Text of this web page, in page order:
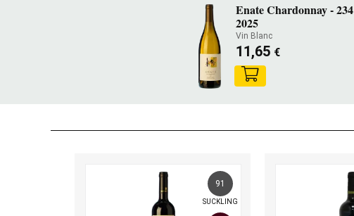
Enate Chardonnay - 234
2025
Vin Blanc
11,65 €
91
SUCKLING